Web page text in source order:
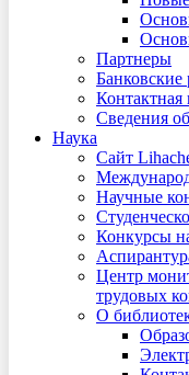
Партнеры
Банковские
Сведения
Наука
Сайт
Научные
Конкурсы
Центр
трудовых
О